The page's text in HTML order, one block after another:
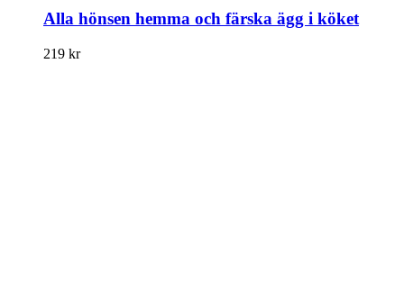
Alla hönsen hemma och färska ägg i köket
219 kr